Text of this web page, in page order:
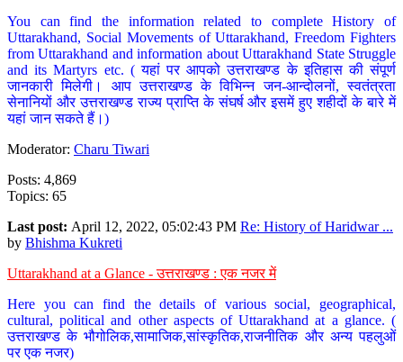
You can find the information related to complete History of
Uttarakhand, Social Movements of Uttarakhand, Freedom Fighters
from Uttarakhand and information about Uttarakhand State Struggle
and its Martyrs etc. ( यहां पर आपको उत्तराखण्ड के इतिहास की संपूर्ण
जानकारी मिलेगी। आप उत्तराखण्ड के विभिन्न जन-आन्दोलनों, स्वतंत्रता
सेनानियों और उत्तराखण्ड राज्य प्राप्ति के संघर्ष और इसमें हुए शहीदों के बारे में
यहां जान सकते हैं।)
Moderator: Charu Tiwari
Posts: 4,869
Topics: 65
Last post: April 12, 2022, 05:02:43 PM Re: History of Haridwar ...
by Bhishma Kukreti
Uttarakhand at a Glance - उत्तराखण्ड : एक नजर में
Here you can find the details of various social, geographical,
cultural, political and other aspects of Uttarakhand at a glance. (
उत्तराखण्ड के भौगोलिक,सामाजिक,सांस्कृतिक,राजनीतिक और अन्य पहलुओं
पर एक नजर)